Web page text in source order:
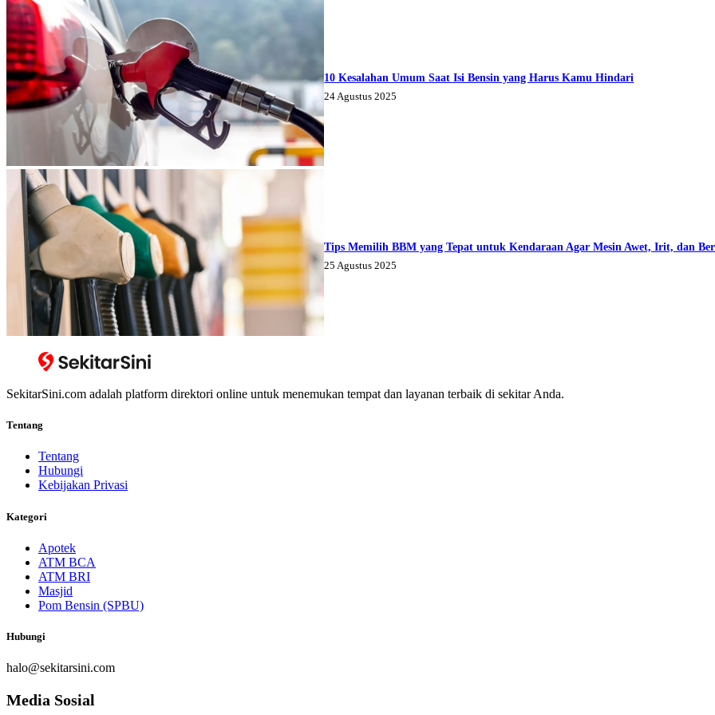
10 Kesalahan Umum Saat Isi Bensin yang Harus Kamu Hindari
24 Agustus 2025
Tips Memilih BBM yang Tepat untuk Kendaraan Agar Mesin Awet, Irit, dan
25 Agustus 2025
SekitarSini.com adalah platform direktori online untuk menemukan tempat dan layanan terbaik di sekitar Anda.
Tentang
Tentang
Hubungi
Kebijakan Privasi
Kategori
Apotek
ATM BCA
ATM BRI
Masjid
Pom Bensin (SPBU)
Hubungi
halo@sekitarsini.com
Media Sosial